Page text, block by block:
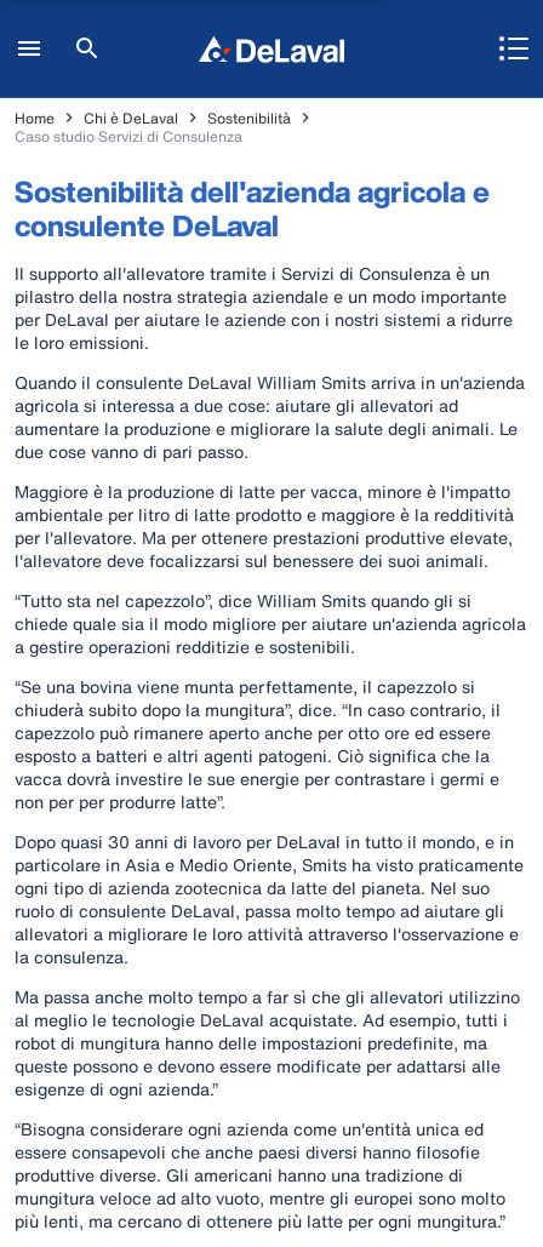
Home Chi è DeLaval
Sostenibilità
Caso studio Servizi di Consulenza
Sostenibilità dell'azienda agricola e
consulente DeLaval
Il supporto all'allevatore tramite i Servizi di Consulenza è un
pilastro della nostra strategia aziendale e un modo importante
per DeLaval per aiutare le aziende con i nostri sistemi a ridurre
le loro emissioni.
Quando il consulente DeLaval William Smits arriva in un'azienda
agricola si interessa a due cose: aiutare gli allevatori ad
aumentare la produzione e migliorare la salute degli animali. Le
due cose vanno di pari passo.
Maggiore è la produzione di latte per vacca, minore è l'impatto
ambientale per litro di latte prodotto e maggiore è la redditività
per l'allevatore. Ma per ottenere prestazioni produttive elevate,
l'allevatore deve focalizzarsi sul benessere dei suoi animali.
“Tutto sta nel capezzolo”, dice William Smits quando gli si
chiede quale sia il modo migliore per aiutare un'azienda agricola
a gestire operazioni redditizie e sostenibili.
“Se una bovina viene munta perfettamente, il capezzolo si
chiuderà subito dopo la mungitura”, dice. “In caso contrario, il
capezzolo può rimanere aperto anche per otto ore ed essere
esposto a batteri e altri agenti patogeni. Ciò significa che la
vacca dovrà investire le sue energie per contrastare i germi e
non per per produrre latte”.
Dopo quasi 30 anni di lavoro per DeLaval in tutto il mondo, e in
particolare in Asia e Medio Oriente, Smits ha visto praticamente
ogni tipo di azienda zootecnica da latte del pianeta. Nel suo
ruolo di consulente DeLaval, passa molto tempo ad aiutare gli
allevatori a migliorare le loro attività attraverso l'osservazione e
la consulenza.
Ma passa anche molto tempo a far sì che gli allevatori utilizzino
al meglio le tecnologie DeLaval acquistate. Ad esempio, tutti i
robot di mungitura hanno delle impostazioni predefinite, ma
queste possono e devono essere modificate per adattarsi alle
esigenze di ogni azienda.”
“Bisogna considerare ogni azienda come un'entità unica ed
essere consapevoli che anche paesi diversi hanno filosofie
produttive diverse. Gli americani hanno una tradizione di
mungitura veloce ad alto vuoto, mentre gli europei sono molto
più lenti, ma cercano di ottenere più latte per ogni mungitura.”